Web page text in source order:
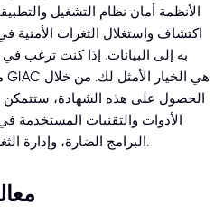
الأنظمة أمان نظام التشغيل
اكتشاف واستغلال الثغرات الأمنية
به إلى البيانات. إذا كنت ترغب
الحصول على هذه الشهادة، ستتمكن
الأدوات والتقنيات المستخدمة
البرامج الضارة، وإدارة الثغرات الأمنية، ومهارات التحديث.